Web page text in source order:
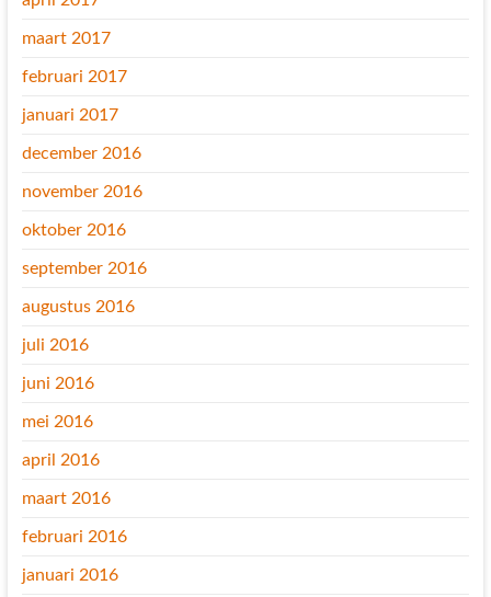
maart 2017
februari 2017
januari 2017
december 2016
november 2016
oktober 2016
september 2016
augustus 2016
juli 2016
juni 2016
mei 2016
april 2016
maart 2016
februari 2016
januari 2016